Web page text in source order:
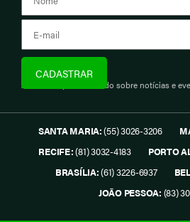
Assine e fique informado sobre notícias e
SANTA MARIA:(55) 3026-3206
RECIFE:(81) 3032-4183 PORTO
BRASÍLIA:(61) 3226-6937
JOÃO PESSOA: (83)